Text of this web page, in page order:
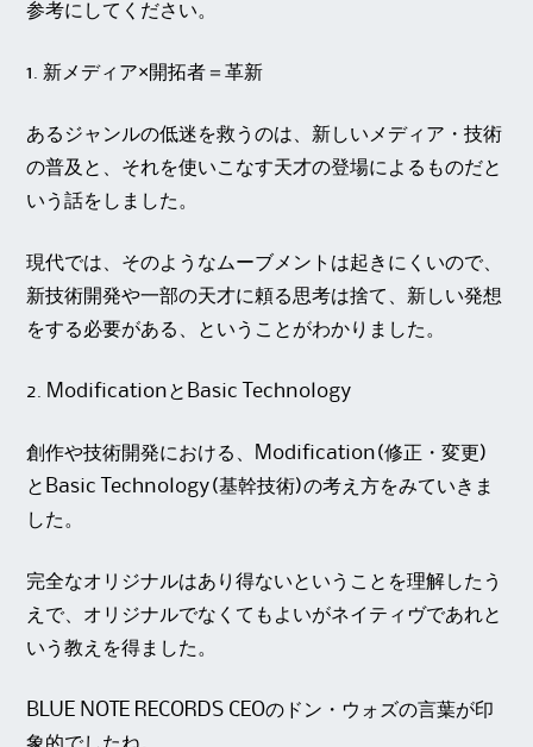
参考にしてください。
1. 新メディア×開拓者＝革新
あるジャンルの低迷を救うのは、新しいメディア・技術
の普及と、それを使いこなす天才の登場によるものだと
いう話をしました。
現代では、そのようなムーブメントは起きにくいので、
新技術開発や一部の天才に頼る思考は捨て、新しい発想
をする必要がある、ということがわかりました。
2. ModificationとBasic Technology
創作や技術開発における、Modification(修正・変更)
とBasic Technology(基幹技術)の考え方をみていきま
した。
完全なオリジナルはあり得ないということを理解したう
えで、オリジナルでなくてもよいがネイティヴであれと
いう教えを得ました。
BLUE NOTE RECORDS CEOのドン・ウォズの言葉が印